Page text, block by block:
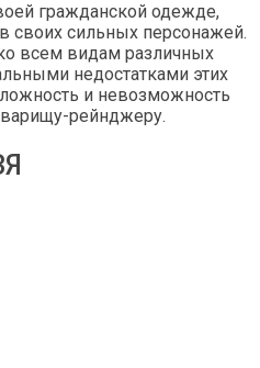
гражданской одежде,
своих сильных персонажей.
всем видам различных
недостатками этих
и невозможность
рейнджеру.